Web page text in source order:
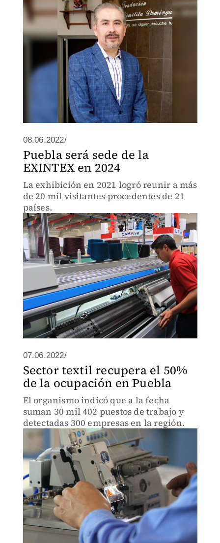
Martínez.
08.06.2022/
Puebla será sede de la
EXINTEX en 2024
La exhibición en 2021 logró reunir a más
de 20 mil visitantes procedentes de 21
países.
07.06.2022/
Sector textil recupera el 50%
de la ocupación en Puebla
El organismo indicó que a la fecha
suman 30 mil 402 puestos de trabajo y
detectadas 300 empresas en la región.